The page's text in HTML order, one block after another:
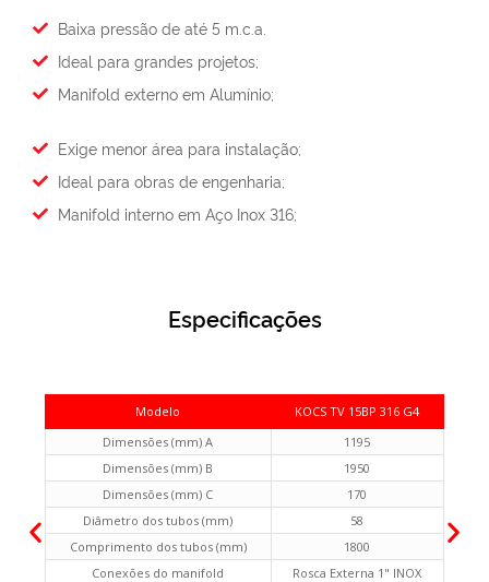
Baixa pressão de até 5 m.c.a.
Ideal para grandes projetos;
Manifold externo em Alumínio;
Exige menor área para instalação;
Ideal para obras de engenharia;
Manifold interno em Aço Inox 316;
Especificações
Modelo
KOCS TV 15BP 316 G4
Dimensões (mm) A
1195
Dimensões (mm) B
1950
Dimensões (mm) C
170
Diâmetro dos tubos (mm)
58
Comprimento dos tubos (mm)
1800
Conexões do manifold
Rosca Externa 1" INOX